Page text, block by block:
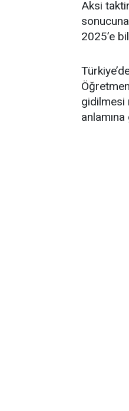
Aksi
2025’e
gidilmesi